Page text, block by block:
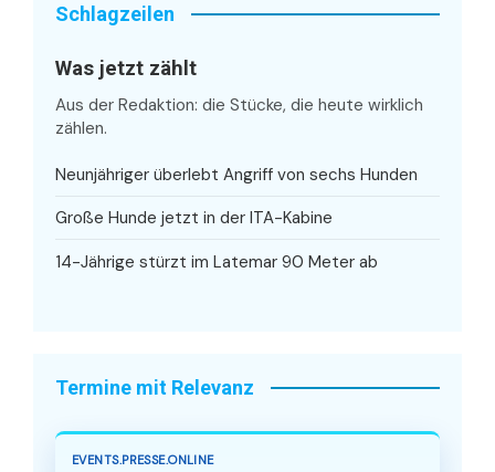
Schlagzeilen
Was jetzt zählt
Aus der Redaktion: die Stücke, die heute wirklich
zählen.
Neunjähriger überlebt Angriff von sechs Hunden
Große Hunde jetzt in der ITA-Kabine
14-Jährige stürzt im Latemar 90 Meter ab
Termine mit Relevanz
EVENTS.PRESSE.ONLINE